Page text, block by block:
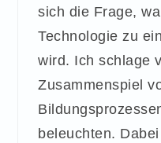
sich die Frage,
Technologie zu
wird. Ich schlage
Zusammenspiel
beleuchten.